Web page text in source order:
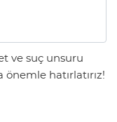
ve suç unsuru
hatırlatırız!